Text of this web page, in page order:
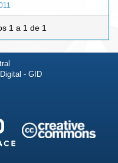
1 a 1 de 1
- GID